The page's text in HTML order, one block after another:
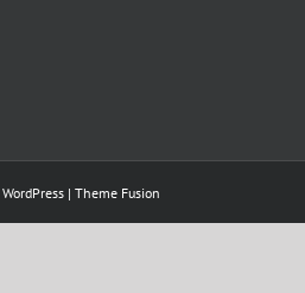
WordPress | Theme Fusion